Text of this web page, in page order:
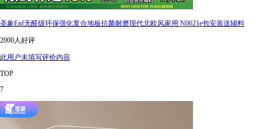
圣象Enf无醛级环保强化复合地板抗菌耐磨现代北欧风家用 N0621e包安装送辅料
2000人好评
此用户未填写评价内容
TOP
7